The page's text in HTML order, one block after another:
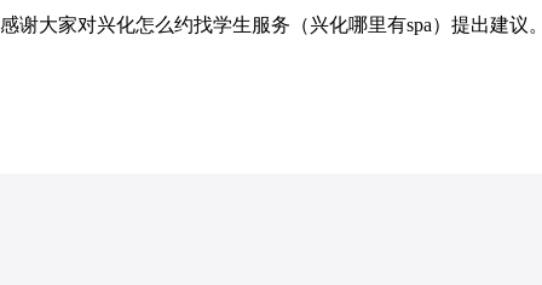
感谢大家对兴化怎么约找学生服务（兴化哪里有spa） 提出建议